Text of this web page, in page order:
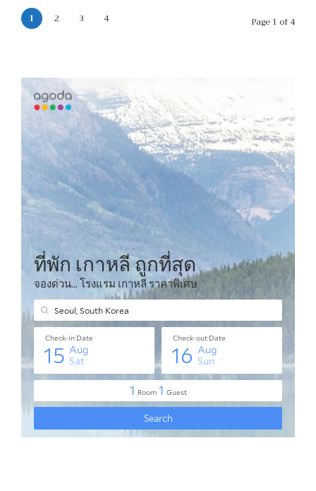
1 2 3 4 Page 1 of 4